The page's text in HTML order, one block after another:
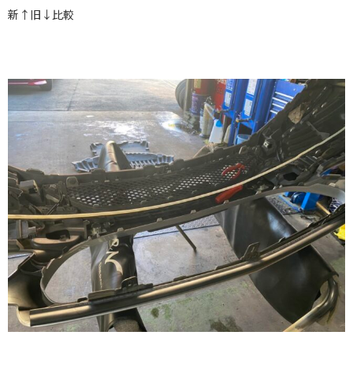
新↑旧↓比較